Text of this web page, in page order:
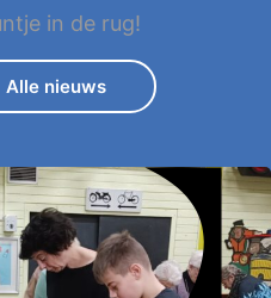
in de rug!
Alle nieuws